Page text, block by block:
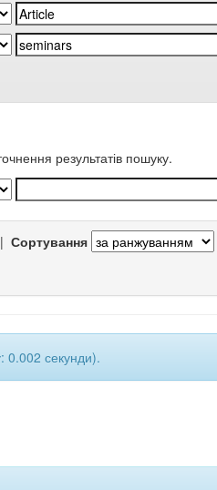
результатів пошуку.
| Сортування
0.002 секунди).